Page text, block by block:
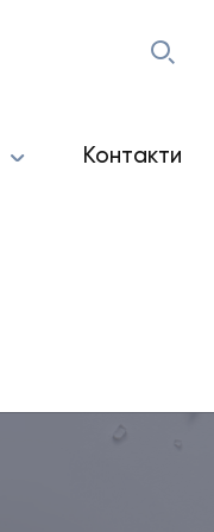
Контакти